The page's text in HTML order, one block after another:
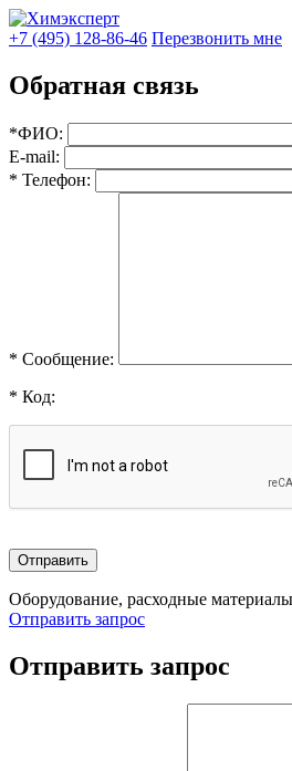
+7 (495) 128-86-46 Перезвонить мне
Обратная связь
*ФИО:
E-mail:
* Телефон:
* Сообщение:
* Код:
Оборудование, расходные
Отправить запрос
Отправить запрос